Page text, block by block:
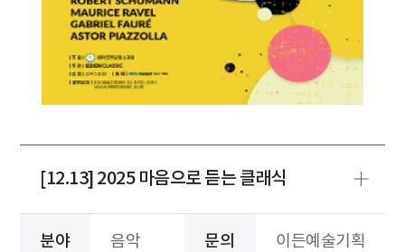
[12.13] 2025 마음으로 듣는 클래식
분야 음악 문의
이든예술기획